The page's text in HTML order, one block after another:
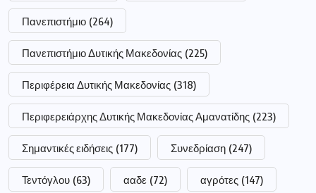
Πανεπιστήμιο (264)
Πανεπιστήμιο Δυτικής Μακεδονίας (225)
Περιφέρεια Δυτικής Μακεδονίας (318)
Περιφερειάρχης Δυτικής Μακεδονίας Αμανατίδης (223)
Σημαντικές ειδήσεις (177) Συνεδρίαση (247)
Τεντόγλου (63) ααδε (72) αγρότες (147)